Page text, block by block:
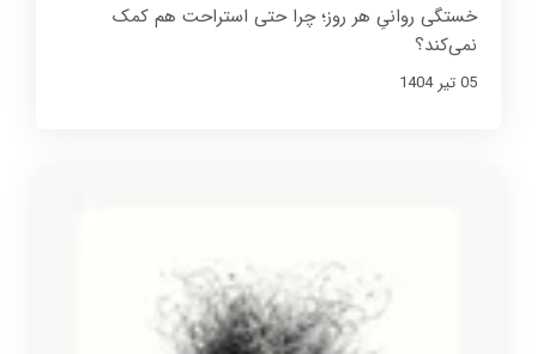
خستگی روانیِ هر روز؛ چرا حتی استراحت هم کمک
نمی‌کند؟
05 تير 1404